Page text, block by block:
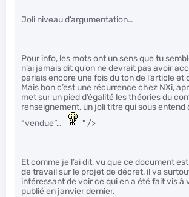
Joli niveau d’argumentation…
Pour info, les mots ont un sens que tu
n’ai jamais dit qu’on ne devrait pas avoir
parlais encore une fois du ton de l’article et
Mais bon c’est une récurrence chez NXi,
met sur un pied d’égalité les théories du
renseignement, un joli titre qui sous entend
“vendue”…
" />
Et comme je l’ai dit, vu que ce document
de travail sur le projet de décret, il va
intéressant de voir ce qui en a été fait vis à
publié en janvier dernier.